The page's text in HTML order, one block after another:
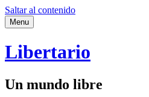
Saltar al contenido
Menu
Libertario
Un mundo libre